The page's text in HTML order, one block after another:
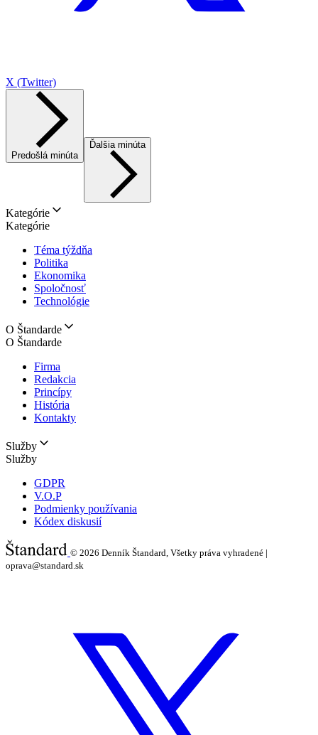
X (Twitter)
Predošlá minúta
Ďalšia minúta
Kategórie
Kategórie
Téma týždňa
Politika
Ekonomika
Spoločnosť
Technológie
O Štandarde
O Štandarde
Firma
Redakcia
Princípy
História
Kontakty
Služby
Služby
GDPR
V.O.P
Podmienky používania
Kódex diskusií
© 2026 Denník Štandard, Všetky práva vyhradené |
oprava@standard.sk